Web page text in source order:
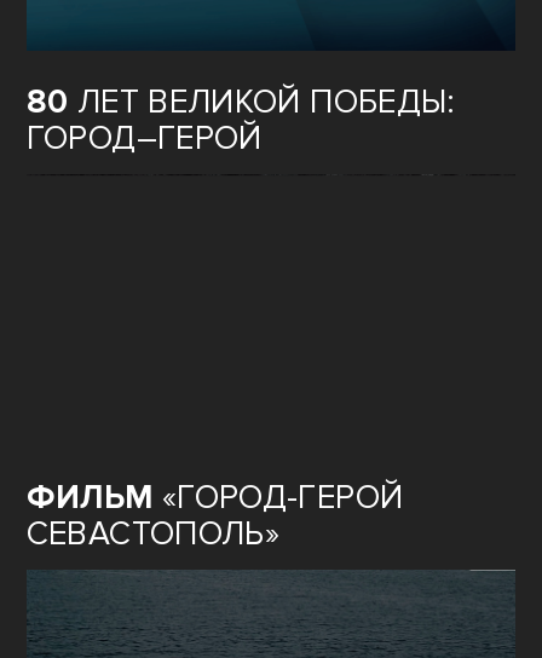
80 ЛЕТ ВЕЛИКОЙ ПОБЕДЫ:
ГОРОД–ГЕРОЙ
ФИЛЬМ «ГОРОД-ГЕРОЙ
СЕВАСТОПОЛЬ»